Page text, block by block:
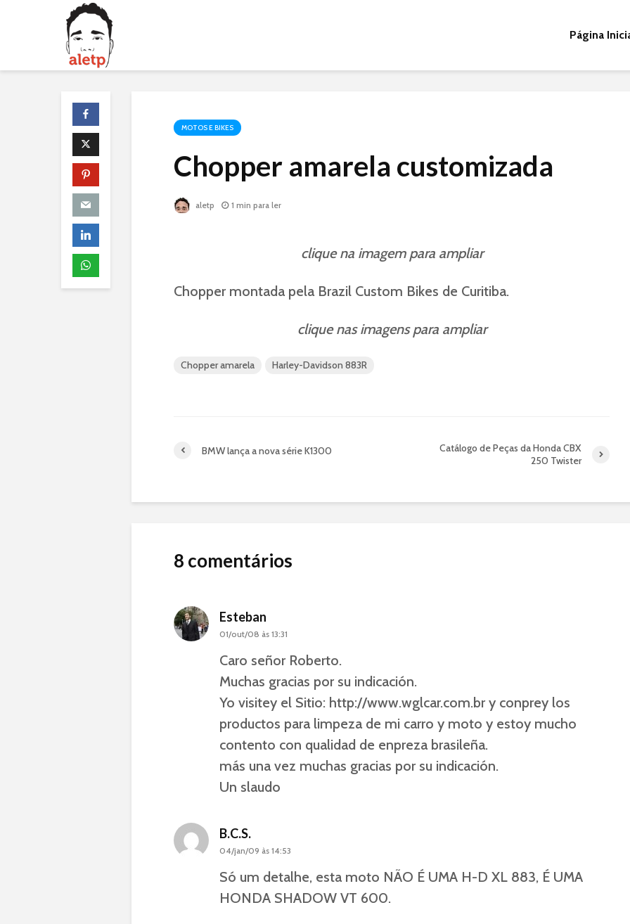
Página
MOTOS E BIKES
Chopper amarela customizada
aletp 1 min para ler
clique na imagem para ampliar
Chopper montada pela Brazil Custom Bikes de Curitiba.
clique nas imagens para ampliar
Chopper amarela Harley-Davidson 883R
BMW lança a nova série K1300
Catálogo de Peças da Honda CBX
250 Twister
8 comentários
Esteban
01/out/08 às 13:31
Caro señor Roberto.
Muchas gracias por su indicación.
Yo visitey el Sitio: http://www.wglcar.com.br y conprey los
productos para limpeza de mi carro y moto y estoy mucho
contento con qualidad de enpreza brasileña.
más una vez muchas gracias por su indicación.
Un slaudo
B.C.S.
04/jan/09 às 14:53
Só um detalhe, esta moto NÃO É UMA H-D XL 883, É UMA
HONDA SHADOW VT 600.